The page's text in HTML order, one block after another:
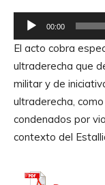
o
d
e
A
u
d
i
e
p
r
o
d
u
c
00:00
El acto cobra
ultraderecha que
militar y de
ultraderecha,
condenados por
contexto del